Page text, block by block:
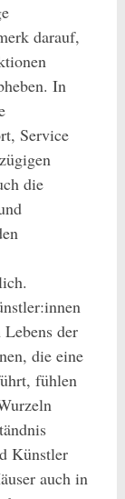
darauf,
In
Service
die
der
die eine
fühlen
Künstler
auch in